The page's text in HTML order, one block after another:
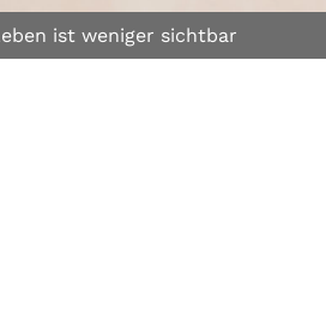
ist weniger sichtbar